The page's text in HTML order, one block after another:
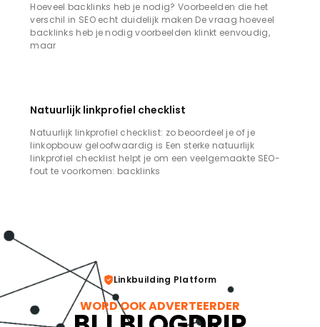
Hoeveel backlinks heb je nodig? Voorbeelden die het
verschil in SEO echt duidelijk maken De vraag hoeveel
backlinks heb je nodig voorbeelden klinkt eenvoudig,
maar
Natuurlijk linkprofiel checklist
Natuurlijk linkprofiel checklist: zo beoordeel je of je
linkopbouw geloofwaardig is Een sterke natuurlijk
linkprofiel checklist helpt je om een veelgemaakte SEO-
fout te voorkomen: backlinks
Linkbuilding Platform
WORD OOK ADVERTEERDER